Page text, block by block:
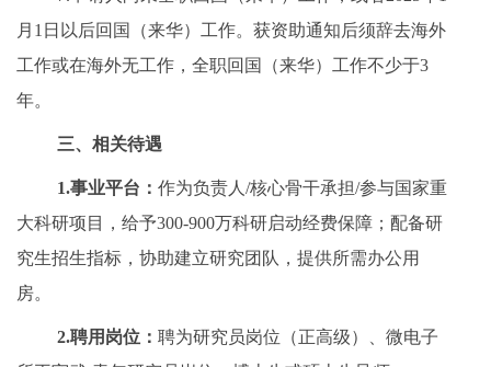
月1日以后回国（来华）工作。获资助通知后须辞去海外
工作或在海外无工作，全职回国（来华）工作不少于3
年。
三、 相关待遇
1.事业平台： 作为负责人/核心骨干承担/参与国家重
大科研项目，给予300-900万科研启动经费保障；配备研
究生招生指标，协助建立研究团队，提供所需办公用
房。
2.聘用岗位： 聘为研究员岗位（正高级）、微电子